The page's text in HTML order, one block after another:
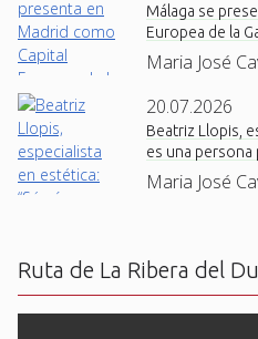
Málaga se
Europea de la
Maria José
20.07.2026
Beatriz Llopis,
es una persona
Maria José
Ruta de La Ribera del